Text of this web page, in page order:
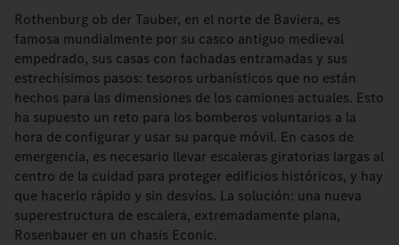
Rothenburg ob der Tauber, en el norte de Baviera, es
famosa mundialmente por su casco antiguo medieval
empedrado, sus casas con fachadas entramadas y sus
estrechísimos pasos: tesoros urbanísticos que no están
hechos para las dimensiones de los camiones actuales. Esto
ha supuesto un reto para los bomberos voluntarios a la
hora de configurar y usar su parque móvil. En casos de
emergencia, es necesario llevar escaleras giratorias largas al
centro de la cuidad para proteger edificios históricos, y hay
que hacerlo rápido y sin desvíos. La solución: una nueva
superestructura de escalera, extremadamente plana,
Rosenbauer en un chasis Econic.